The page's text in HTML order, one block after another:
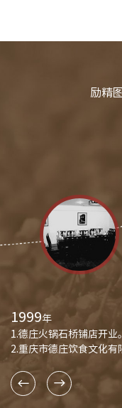
励精
1999年
1999年
1.德庄火锅石桥铺店开业。
2.重庆市德庄饮食文化有